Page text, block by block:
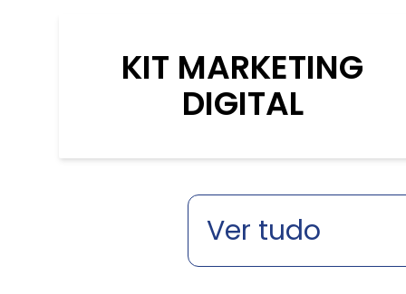
KIT MARKETING
DIGITAL